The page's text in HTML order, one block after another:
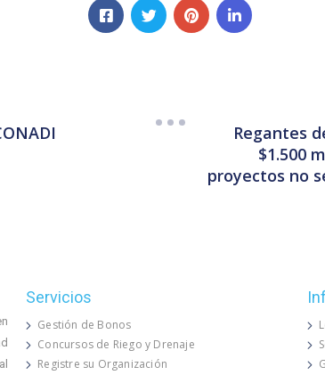
Regantes
$1.500
proyectos no
Servicios
Gestión de Bonos
Concursos de Riego y Drenaje
Registre su Organización